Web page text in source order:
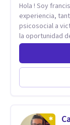
Hola ! Soy
experiencia,
psicosocial a
la oportunidad
todos los
aprendizajes
actualidad
de lunes a
el primer